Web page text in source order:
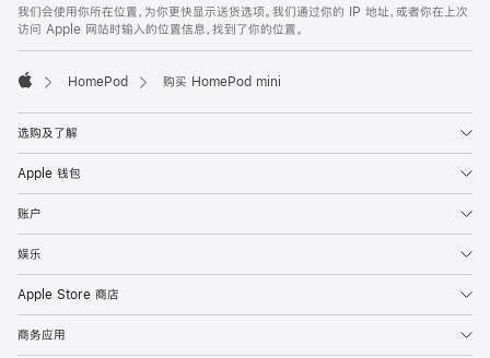
我们会使用你所在位置，为你更快显示送货选项。我们通过你的 IP 地址，或者你在上次
访问 Apple 网站时输入的位置信息，找到了你的位置。
HomePod 购买 HomePod mini
选购及了解
Apple 钱包
账户
娱乐
Apple Store 商店
商务应用